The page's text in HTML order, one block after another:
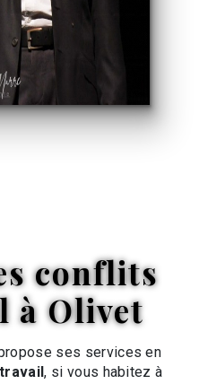
à Olivet
ses services en
, si vous habitez à